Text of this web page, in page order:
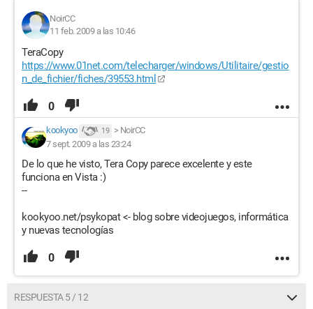
NoirCC
11 feb. 2009 a las 10:46
TeraCopy
https://www.01net.com/telecharger/windows/Utilitaire/gestio
n_de_fichier/fiches/39553.html
0
kookyoo 19 > NoirCC
7 sept. 2009 a las 23:24
De lo que he visto, Tera Copy parece excelente y este
funciona en Vista :)
--
kookyoo.net/psykopat <- blog sobre videojuegos, informática
y nuevas tecnologías
0
RESPUESTA 5 / 12